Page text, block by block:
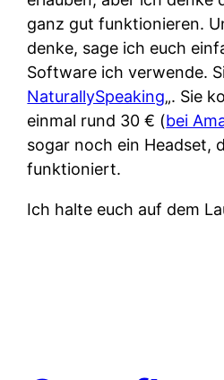
ganz gut funktionieren.
denke, sage ich euch
Software ich verwende.
NaturallySpeaking„. Sie
einmal rund 30 € (bei
sogar noch ein Headset,
funktioniert.
Ich halte euch auf dem